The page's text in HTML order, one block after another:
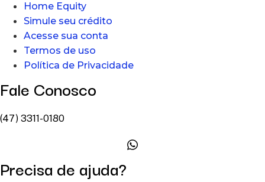
Home Equity
Simule seu crédito
Acesse sua conta
Termos de uso
Política de Privacidade
Fale Conosco
(47) 3311-0180
Precisa de ajuda?